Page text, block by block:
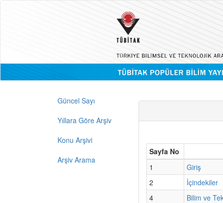
Güncel Sayı
Yıllara Göre Arşiv
Konu Arşivi
Arşiv Arama
Sayfa No
1
Giriş
2
İçindekiler
4
Bilim ve